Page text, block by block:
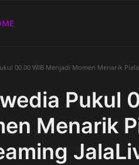
00.00 WIB Menjadi Momen Menarik
Pukul
Menarik